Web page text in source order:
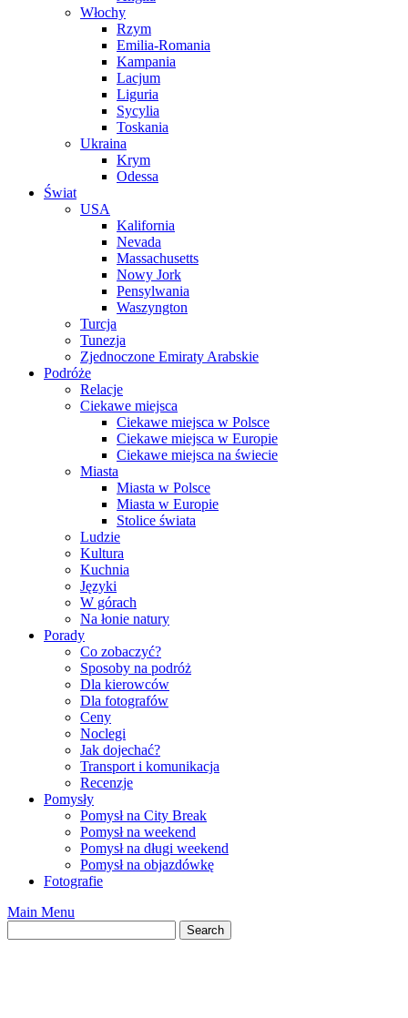
Włochy
Rzym
Emilia-Romania
Kampania
Lacjum
Liguria
Sycylia
Toskania
Ukraina
Krym
Odessa
Świat
USA
Kalifornia
Nevada
Massachusetts
Nowy Jork
Pensylwania
Waszyngton
Turcja
Tunezja
Zjednoczone Emiraty Arabskie
Podróże
Relacje
Ciekawe miejsca
Ciekawe miejsca w Polsce
Ciekawe miejsca w Europie
Ciekawe miejsca na świecie
Miasta
Miasta w Polsce
Miasta w Europie
Stolice świata
Ludzie
Kultura
Kuchnia
Języki
W górach
Na łonie natury
Porady
Co zobaczyć?
Sposoby na podróż
Dla kierowców
Dla fotografów
Ceny
Noclegi
Jak dojechać?
Transport i komunikacja
Recenzje
Pomysły
Pomysł na City Break
Pomysł na weekend
Pomysł na długi weekend
Pomysł na objazdówkę
Fotografie
Main Menu